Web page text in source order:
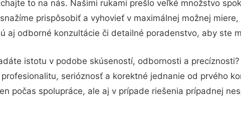
to na nás. Našimi rukami prešlo veľké množstvo
prispôsobiť a vyhovieť v maximálnej možnej
aj odborné konzultácie či detailné poradenstvo, aby ste
istotu v podobe skúseností, odbornosti a
serióznosť a korektné jednanie od prvého
počas spolupráce, ale aj v prípade riešenia prípadnej